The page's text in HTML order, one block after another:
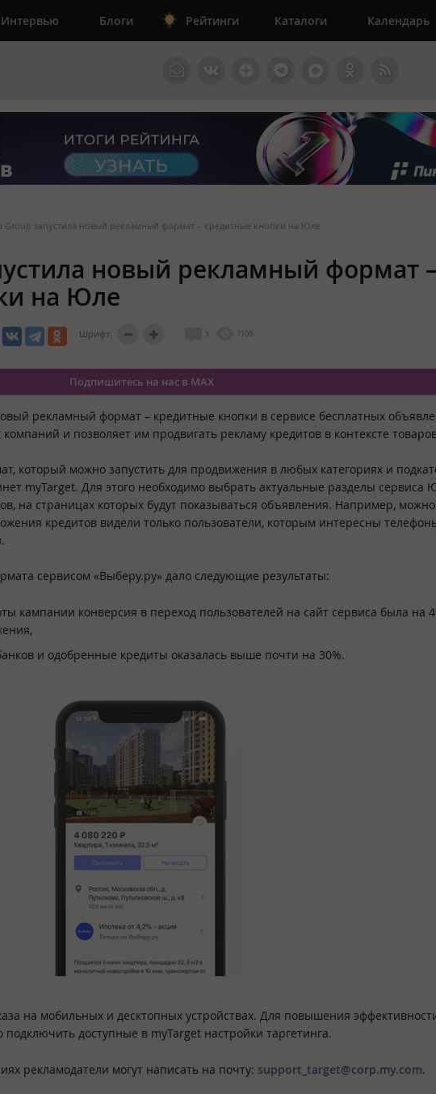
Интервью Блоги Рейтинги Каталоги Календарь
Group запустила новый рекламный формат – кредитные кнопки на Юле
новый рекламный формат
на Юле
Шрифт: 1 7109
Подпишитесь на нас в MAX
рекламный формат – кредитные кнопки в сервисе бесплатных
и позволяет им продвигать рекламу кредитов в контексте
который можно запустить для продвижения в любых категориях и
myTarget. Для этого необходимо выбрать актуальные разделы сервиса
на страницах которых будут показываться объявления. Например, можно
кредитов видели только пользователи, которым интересны
сервисом «Выберу.ру» дало следующие результаты:
кампании конверсия в переход пользователей на сайт сервиса была на
и одобренные кредиты оказалась выше почти на 30%.
на мобильных и десктопных устройствах. Для повышения
доступные в myTarget настройки таргетинга.
рекламодатели могут написать на почту: support_target@corp.my.com.